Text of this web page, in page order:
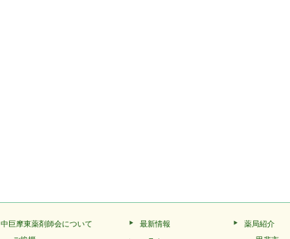
中巨摩東薬剤師会について
最新情報
薬局紹介